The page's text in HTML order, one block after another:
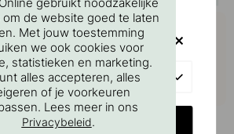
samen met
de website goed te laten
Met jouw toestemming
we ook cookies voor
statistieken en marketing.
alles accepteren, alles
of je voorkeuren
Lees meer in ons
Privacybeleid.
VISIT?
CHANGE COUNTRY